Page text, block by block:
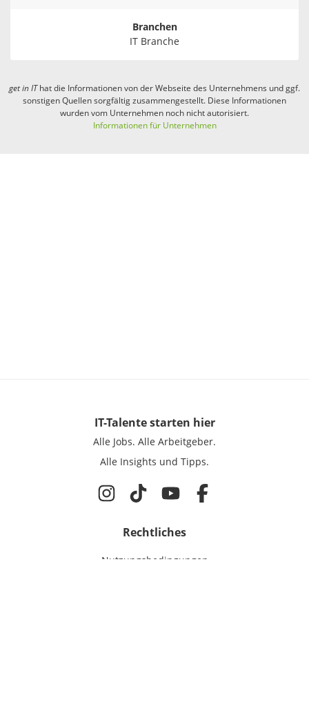
Branchen
IT Branche
get in IThat die Informationen von der Webseite des Unternehmens und ggf.
sonstigen Quellen sorgfältig zusammengestellt. Diese Informationen
wurden vom Unternehmen noch nicht autorisiert.
Informationen für Unternehmen
IT-Talentestarten hier
Alle Jobs. Alle Arbeitgeber.
Alle Insights und Tipps.
Rechtliches
Nutzungsbedingungen